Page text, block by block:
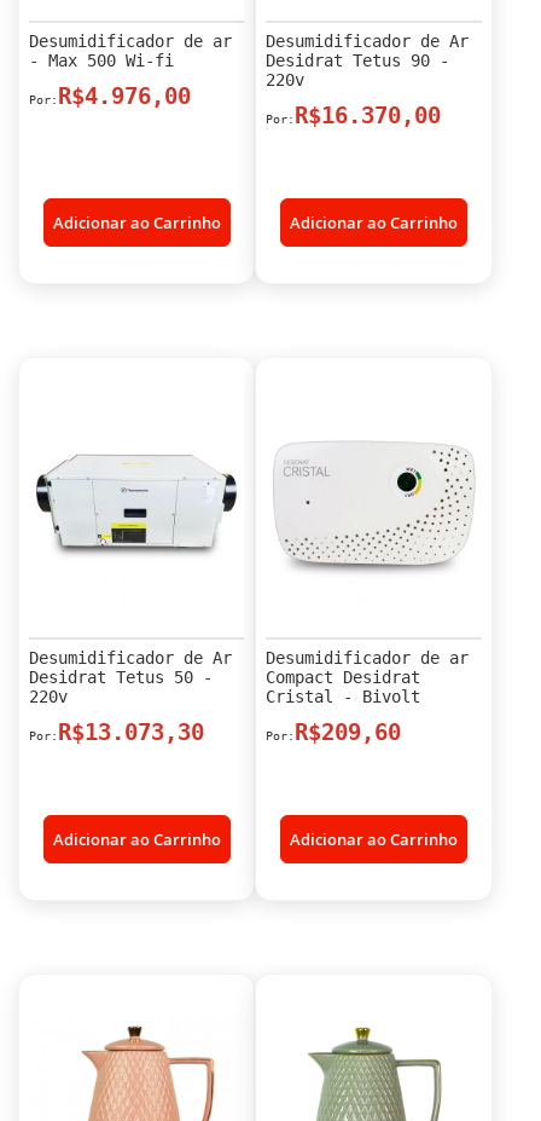
Desumidificador de ar
- Max 500 Wi-fi
R$4.976,00
Adicionar ao Carrinho
Desumidificador de Ar
Desidrat Tetus 90 -
220v
R$16.370,00
Adicionar ao Carrinho
Desumidificador de Ar
Desidrat Tetus 50 -
220v
R$13.073,30
Adicionar ao Carrinho
Desumidificador de ar
Compact Desidrat
Cristal - Bivolt
R$209,60
Adicionar ao Carrinho